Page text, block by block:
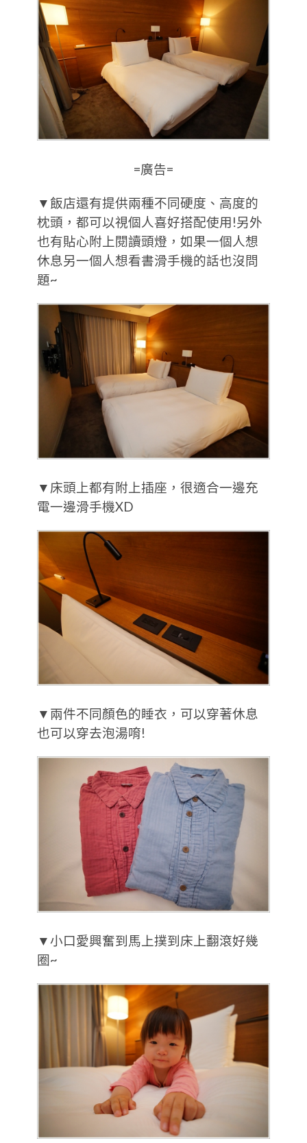
=廣告=
▼飯店還有提供兩種不同硬度、高度的
枕頭，都可以視個人喜好搭配使用!另外
也有貼心附上閱讀頭燈，如果一個人想
休息另一個人想看書滑手機的話也沒問
題~
▼床頭上都有附上插座，很適合一邊充
電一邊滑手機XD
▼兩件不同顏色的睡衣，可以穿著休息
也可以穿去泡湯唷!
▼小口愛興奮到馬上撲到床上翻滾好幾
圈~